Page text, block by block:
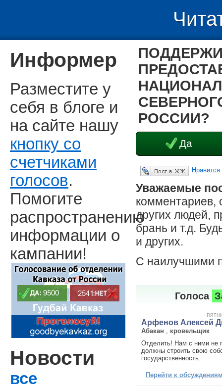
РОССИИ?
Да
Опубликовать в ЖЖ Нравится
Уважаемые
комментариев,
других людей,
брань и т.д.
и других.
С наилучшими
Голоса
Арфенов Алексей
Абакан
кровельщик
Отделить! Нам с ними не
должны строить свою
государственность.
Перейти к
Информер
Разместите у
себя в блоге и
на сайте нашу
кнопку со
счетчиками
голосов.
Помогите
распространению
информации о
кампании!
Новости
все